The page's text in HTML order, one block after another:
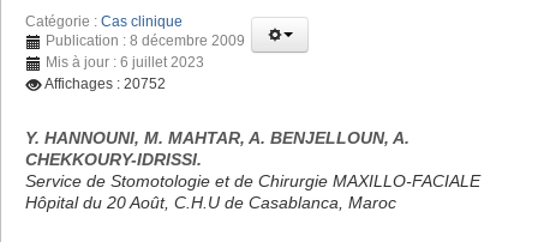
Catégorie : Cas clinique
Publication : 8 décembre 2009
Mis à jour : 6 juillet 2023
Affichages : 20752
Y. HANNOUNI, M. MAHTAR, A. BENJELLOUN, A.
CHEKKOURY-IDRISSI.
Service de Stomotologie et de Chirurgie MAXILLO-FACIALE
Hôpital du 20 Août, C.H.U de Casablanca, Maroc